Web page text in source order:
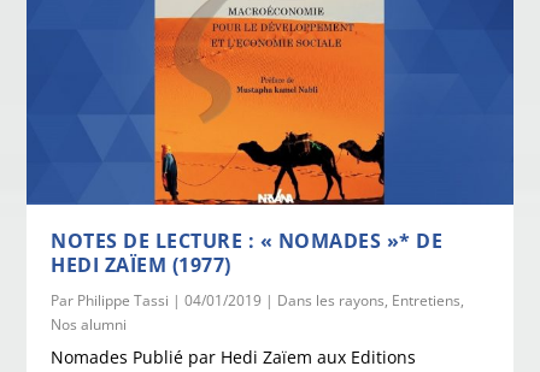
NOTES DE LECTURE : « NOMADES »* DE
HEDI ZAÏEM (1977)
Par Philippe Tassi |04/01/2019 | Dans les rayons, Entretiens,
Nos alumni
Nomades Publié par Hedi Zaïem aux Editions